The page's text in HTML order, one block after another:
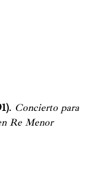
. Concierto para
Re Menor